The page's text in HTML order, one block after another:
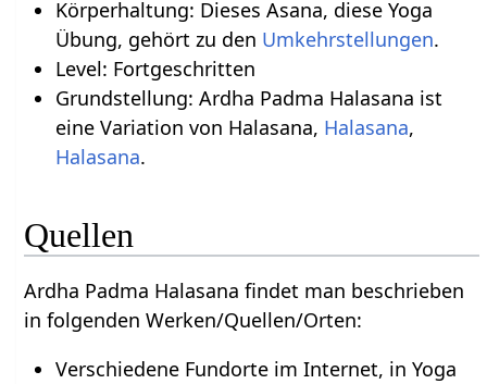
Körperhaltung: Dieses Asana, diese Yoga
Übung, gehört zu den Umkehrstellungen.
Level: Fortgeschritten
Grundstellung: Ardha Padma Halasana ist
eine Variation von Halasana, Halasana,
Halasana.
Quellen
Ardha Padma Halasana findet man beschrieben
in folgenden Werken/Quellen/Orten:
Verschiedene Fundorte im Internet, in Yoga